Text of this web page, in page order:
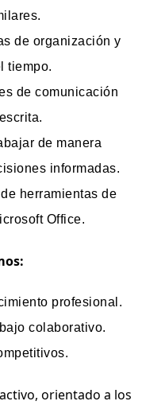
de organización y
tiempo.
de comunicación
de manera
informadas.
herramientas de
Office.
profesional.
colaborativo.
orientado a los